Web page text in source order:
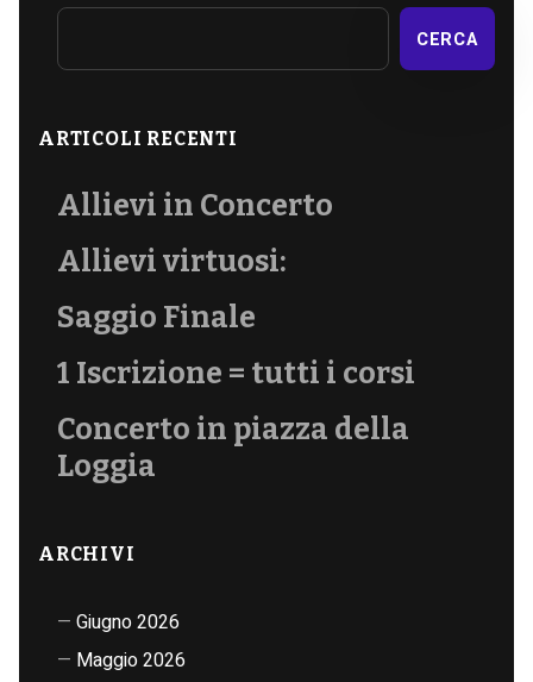
CERCA
ARTICOLI RECENTI
Allievi in Concerto
Allievi virtuosi:
Saggio Finale
1 Iscrizione = tutti i corsi
Concerto in piazza della
Loggia
ARCHIVI
Giugno 2026
Maggio 2026